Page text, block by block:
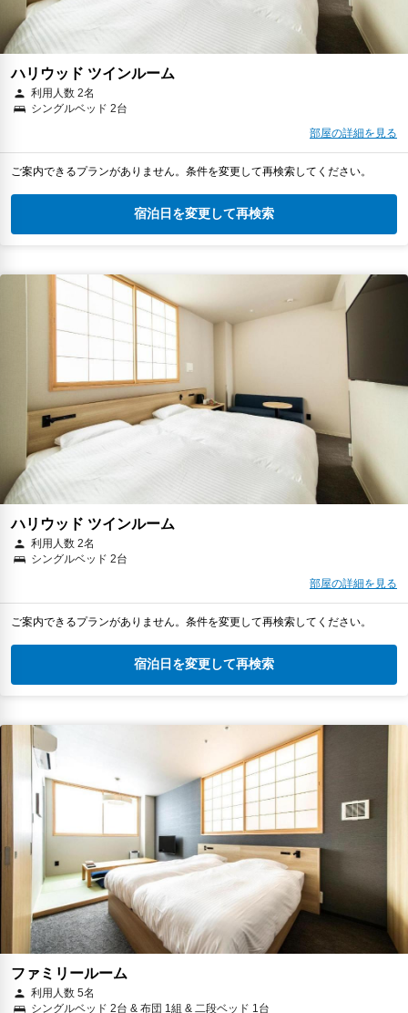
ハリウッド ツインルーム
利用人数 2名
シングルベッド 2台
部屋の詳細を見る
ご案内できるプランがありません。条件を変更して再検索してください。
宿泊日を変更して再検索
ハリウッド ツインルーム
利用人数 2名
シングルベッド 2台
部屋の詳細を見る
ご案内できるプランがありません。条件を変更して再検索してください。
宿泊日を変更して再検索
ファミリールーム
利用人数 5名
シングルベッド 2台 & 布団 1組 & 二段ベッド 1台